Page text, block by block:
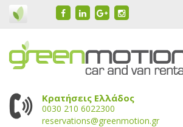
Κρατήσεις Ελλάδος
0030 210 6022300
reservations@greenmotion.gr